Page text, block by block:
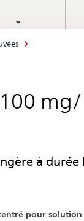
à durée
pour solution